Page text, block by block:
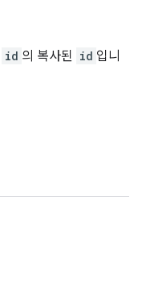
id 의 복사된 id 입니